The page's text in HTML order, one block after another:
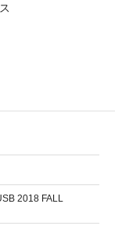
2018 FALL